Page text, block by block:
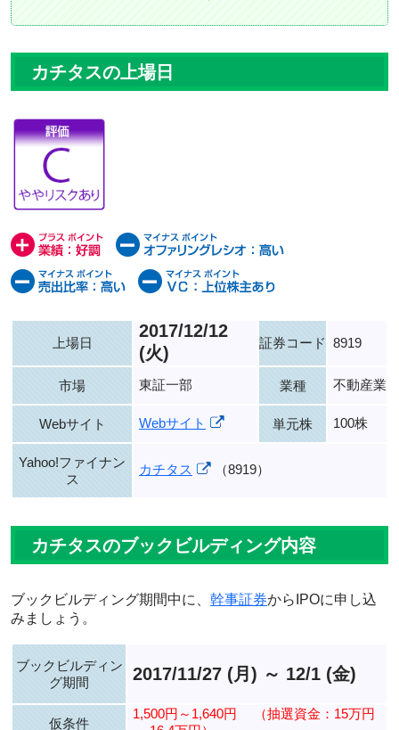
カチタスの上場日
上場日
2017/12/12
(火)
証券コード 8919
市場 東証一部 業種 不動産業
Webサイト Webサイト 単元株 100株
Yahoo!ファイナン
ス
カチタス （8919）
カチタスのブックビルディング内容
ブックビルディング期間中に、 幹事証券からIPOに申し込
みましょう。
ブックビルディン
グ期間
2017/11/27 (月) ～ 12/1 (金)
仮条件
1,500円～1,640円
（抽選資金：15万円